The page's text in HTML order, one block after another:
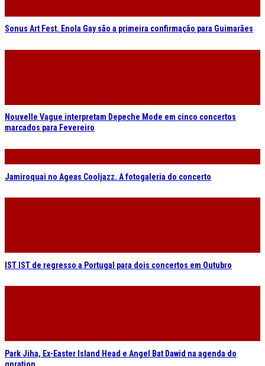
Sonus Art Fest. Enola Gay são a primeira confirmação para Guimarães
Nouvelle Vague interpretam Depeche Mode em cinco concertos
marcados para Fevereiro
Jamiroquai no Ageas Cooljazz. A fotogaleria do concerto
IST IST de regresso a Portugal para dois concertos em Outubro
Park Jiha, Ex-Easter Island Head e Angel Bat Dawid na agenda do